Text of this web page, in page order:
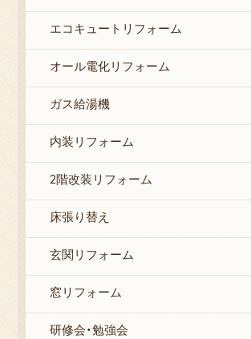
エコキュートリフォーム
オール電化リフォーム
ガス給湯機
内装リフォーム
2階改装リフォーム
床張り替え
玄関リフォーム
窓リフォーム
研修会・勉強会